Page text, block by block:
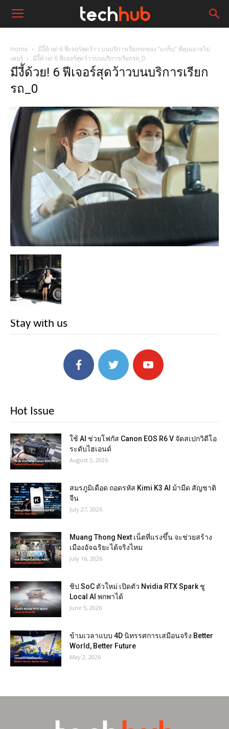
Home
มีงี้ด้วย! 6 ฟีเจอร์สุดว้าว บนบริการเรียกรถของ “แกร็บ” ที่คุณอาจไม่
เคยรู้
มีงี้ด้วย! 6 ฟีเจอร์สุดว้าวบนบริการเรียกรถ_0
มีงี้ด้วย! 6 ฟีเจอร์สุดว้าวบนบริการเรียก
รถ_0
Stay with us
Hot Issue
ใช้ AI ช่วยโฟกัส Canon EOS R6 V จัดสเปกวิดีโอ
ระดับไฮเอนด์
August 3, 2026
สมรภูมิเดือด ถอดรหัส Kimi K3 AI ม้ามืด สัญชาติ
จีน
July 27, 2026
Muang Thong Next เน็ตที่แรงขึ้น จะช่วยสร้าง
เมืองอัจฉริยะได้จริงไหม
July 16, 2026
ชิป SoC ตัวใหม่ เปิดตัว Nvidia RTX Spark ชู
Local AI พกพาได้
June 5, 2026
ข้ามเวลาแบบ 4D นิทรรศการเสมือนจริง Better
World, Better Future
May 2, 2026